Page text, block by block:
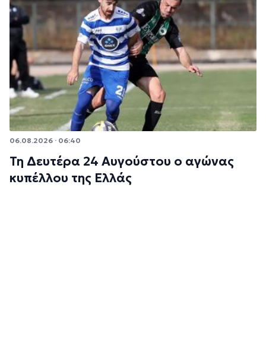
06.08.2026 · 06:40
Τη Δευτέρα 24 Αυγούστου ο αγώνας
κυπέλλου της Ελλάς